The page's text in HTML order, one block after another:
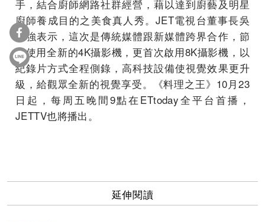
手，結合廚師網路社群經營，藉以達到廚藝及明星
廚師養成目的之美食真人秀。JET電視台董事長吳
健強表示，這次是傳統媒體跟新媒體跨界合作，節
目使用全新的4K攝影機，更首次啟用8K攝影機，以
紀錄片方式全程側錄，高科技設備使視覺效果更升
級，給觀眾全新的視覺享受。《料理之王》10月23
日起，每周五晚間9點在ETtoday全平台首播，
JETTV也將播出。
延伸閱讀